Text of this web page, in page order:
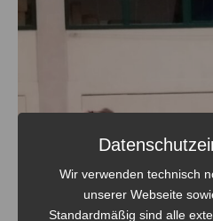
Wir verwenden technisch
unserer Webseite
Standardmäßig sind alle